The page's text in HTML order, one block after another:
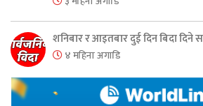
शनिबार र आइतबार दुई दिन बिदा दिने
४ महिना अगाडि